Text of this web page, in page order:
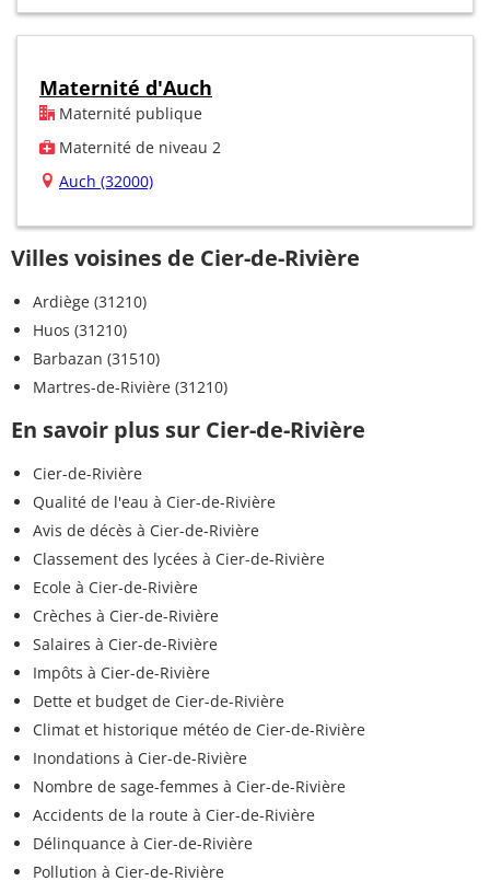
Maternité d'Auch
Maternité publique
Maternité de niveau 2
Auch (32000)
Villes voisines de Cier-de-Rivière
Ardiège (31210)
Huos (31210)
Barbazan (31510)
Martres-de-Rivière (31210)
En savoir plus sur Cier-de-Rivière
Cier-de-Rivière
Qualité de l'eau à Cier-de-Rivière
Avis de décès à Cier-de-Rivière
Classement des lycées à Cier-de-Rivière
Ecole à Cier-de-Rivière
Crèches à Cier-de-Rivière
Salaires à Cier-de-Rivière
Impôts à Cier-de-Rivière
Dette et budget de Cier-de-Rivière
Climat et historique météo de Cier-de-Rivière
Inondations à Cier-de-Rivière
Nombre de sage-femmes à Cier-de-Rivière
Accidents de la route à Cier-de-Rivière
Délinquance à Cier-de-Rivière
Pollution à Cier-de-Rivière